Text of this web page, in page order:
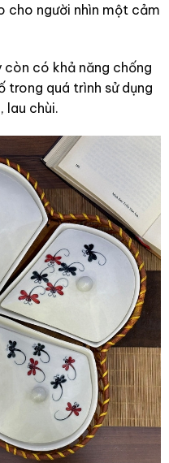
cho người nhìn một cảm
còn có khả năng chống
trong quá trình sử dụng
lau chùi.